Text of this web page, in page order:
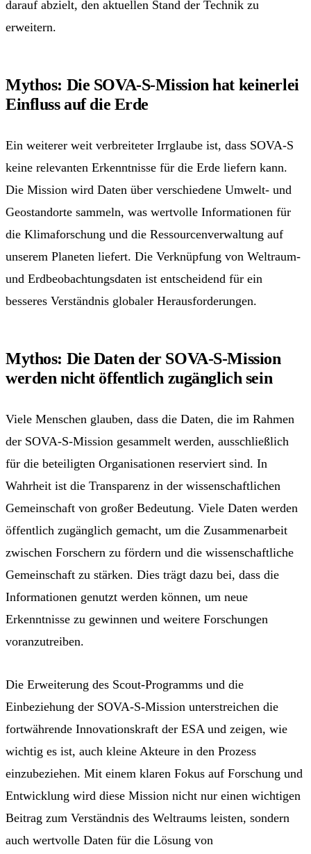
darauf abzielt, den aktuellen Stand der Technik zu
erweitern.
Mythos: Die SOVA-S-Mission hat keinerlei
Einfluss auf die Erde
Ein weiterer weit verbreiteter Irrglaube ist, dass SOVA-S
keine relevanten Erkenntnisse für die Erde liefern kann.
Die Mission wird Daten über verschiedene Umwelt- und
Geostandorte sammeln, was wertvolle Informationen für
die Klimaforschung und die Ressourcenverwaltung auf
unserem Planeten liefert. Die Verknüpfung von Weltraum-
und Erdbeobachtungsdaten ist entscheidend für ein
besseres Verständnis globaler Herausforderungen.
Mythos: Die Daten der SOVA-S-Mission
werden nicht öffentlich zugänglich sein
Viele Menschen glauben, dass die Daten, die im Rahmen
der SOVA-S-Mission gesammelt werden, ausschließlich
für die beteiligten Organisationen reserviert sind. In
Wahrheit ist die Transparenz in der wissenschaftlichen
Gemeinschaft von großer Bedeutung. Viele Daten werden
öffentlich zugänglich gemacht, um die Zusammenarbeit
zwischen Forschern zu fördern und die wissenschaftliche
Gemeinschaft zu stärken. Dies trägt dazu bei, dass die
Informationen genutzt werden können, um neue
Erkenntnisse zu gewinnen und weitere Forschungen
voranzutreiben.
Die Erweiterung des Scout-Programms und die
Einbeziehung der SOVA-S-Mission unterstreichen die
fortwährende Innovationskraft der ESA und zeigen, wie
wichtig es ist, auch kleine Akteure in den Prozess
einzubeziehen. Mit einem klaren Fokus auf Forschung und
Entwicklung wird diese Mission nicht nur einen wichtigen
Beitrag zum Verständnis des Weltraums leisten, sondern
auch wertvolle Daten für die Lösung von